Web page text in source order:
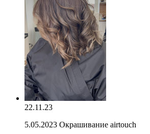
22.11.23
5.05.2023 Окрашивание airtouch